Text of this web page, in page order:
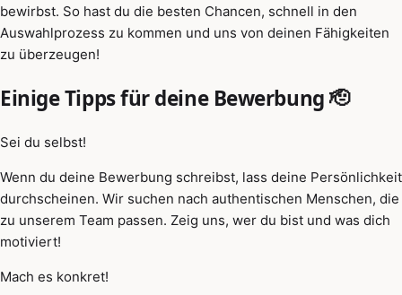
bewirbst. So hast du die besten Chancen, schnell in den
Auswahlprozess zu kommen und uns von deinen Fähigkeiten
zu überzeugen!
Einige Tipps für deine Bewerbung 🫡
Sei du selbst!
Wenn du deine Bewerbung schreibst, lass deine Persönlichkeit
durchscheinen. Wir suchen nach authentischen Menschen, die
zu unserem Team passen. Zeig uns, wer du bist und was dich
motiviert!
Mach es konkret!